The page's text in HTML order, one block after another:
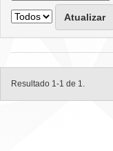
Resultado 1-1 de 1.